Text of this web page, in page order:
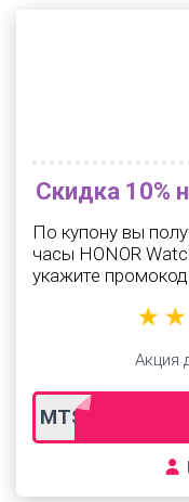
Скидка 10%
По купону вы
часы HONOR
укажите
MTS10
Акция